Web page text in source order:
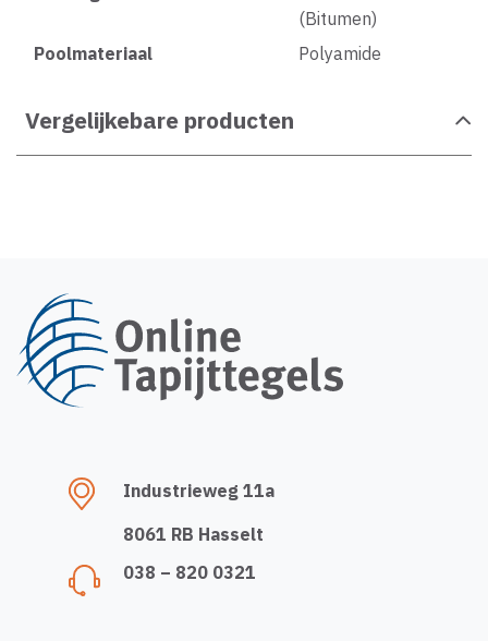
(Bitumen)
Poolmateriaal
Polyamide
Vergelijkebare producten
Industrieweg 11a
8061 RB Hasselt
038 – 820 0321